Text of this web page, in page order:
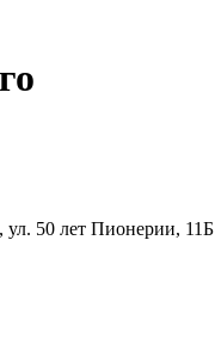
50 лет Пионерии, 11Б